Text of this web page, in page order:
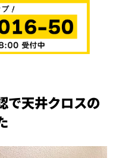
で天井クロスの